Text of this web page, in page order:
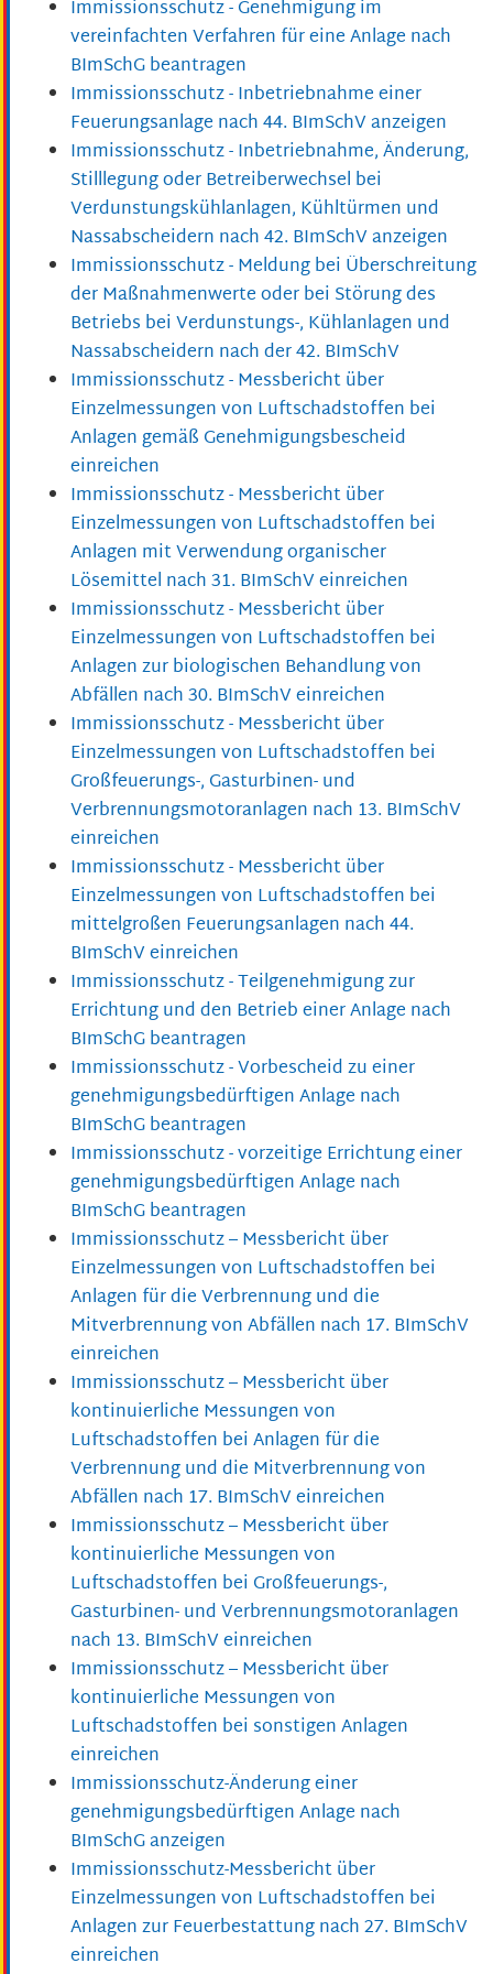
Immissionsschutz - Genehmigung im
vereinfachten Verfahren für eine Anlage nach
BImSchG beantragen
Immissionsschutz - Inbetriebnahme einer
Feuerungsanlage nach 44. BImSchV anzeigen
Immissionsschutz - Inbetriebnahme, Änderung,
Stilllegung oder Betreiberwechsel bei
Verdunstungskühlanlagen, Kühltürmen und
Nassabscheidern nach 42. BImSchV anzeigen
Immissionsschutz - Meldung bei Überschreitung
der Maßnahmenwerte oder bei Störung des
Betriebs bei Verdunstungs-, Kühlanlagen und
Nassabscheidern nach der 42. BImSchV
Immissionsschutz - Messbericht über
Einzelmessungen von Luftschadstoffen bei
Anlagen gemäß Genehmigungsbescheid
einreichen
Immissionsschutz - Messbericht über
Einzelmessungen von Luftschadstoffen bei
Anlagen mit Verwendung organischer
Lösemittel nach 31. BImSchV einreichen
Immissionsschutz - Messbericht über
Einzelmessungen von Luftschadstoffen bei
Anlagen zur biologischen Behandlung von
Abfällen nach 30. BImSchV einreichen
Immissionsschutz - Messbericht über
Einzelmessungen von Luftschadstoffen bei
Großfeuerungs-, Gasturbinen- und
Verbrennungsmotoranlagen nach 13. BImSchV
einreichen
Immissionsschutz - Messbericht über
Einzelmessungen von Luftschadstoffen bei
mittelgroßen Feuerungsanlagen nach 44.
BImSchV einreichen
Immissionsschutz - Teilgenehmigung zur
Errichtung und den Betrieb einer Anlage nach
BImSchG beantragen
Immissionsschutz - Vorbescheid zu einer
genehmigungsbedürftigen Anlage nach
BImSchG beantragen
Immissionsschutz - vorzeitige Errichtung einer
genehmigungsbedürftigen Anlage nach
BImSchG beantragen
Immissionsschutz – Messbericht über
Einzelmessungen von Luftschadstoffen bei
Anlagen für die Verbrennung und die
Mitverbrennung von Abfällen nach 17. BImSchV
einreichen
Immissionsschutz – Messbericht über
kontinuierliche Messungen von
Luftschadstoffen bei Anlagen für die
Verbrennung und die Mitverbrennung von
Abfällen nach 17. BImSchV einreichen
Immissionsschutz – Messbericht über
kontinuierliche Messungen von
Luftschadstoffen bei Großfeuerungs-,
Gasturbinen- und Verbrennungsmotoranlagen
nach 13. BImSchV einreichen
Immissionsschutz – Messbericht über
kontinuierliche Messungen von
Luftschadstoffen bei sonstigen Anlagen
einreichen
Immissionsschutz-Änderung einer
genehmigungsbedürftigen Anlage nach
BImSchG anzeigen
Immissionsschutz-Messbericht über
Einzelmessungen von Luftschadstoffen bei
Anlagen zur Feuerbestattung nach 27. BImSchV
einreichen